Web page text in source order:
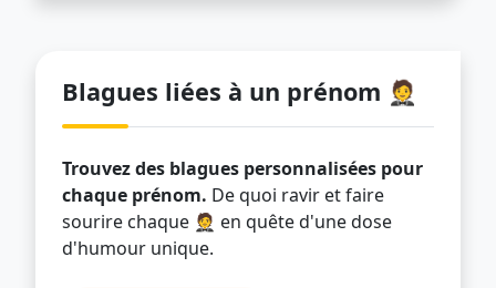
Blagues liées à un prénom 🤵
Trouvez des blagues personnalisées pour
chaque prénom. De quoi ravir et faire
sourire chaque 🤵 en quête d'une dose
d'humour unique.